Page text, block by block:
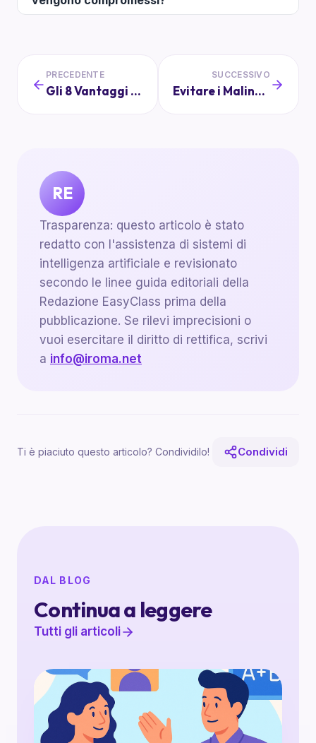
PRECEDENTE
Gli 8 Vantaggi di un Gestionale Scolastico Digitale
SUCCESSIVO
Evitare i Malintesi: Consigli per Genitori e Scuola
RE
Trasparenza: questo articolo è stato
redatto con l'assistenza di sistemi di
intelligenza artificiale e revisionato
secondo le linee guida editoriali della
Redazione EasyClass prima della
pubblicazione. Se rilevi imprecisioni o
vuoi esercitare il diritto di rettifica, scrivi
a info@iroma.net
Ti è piaciuto questo articolo? Condividilo! Condividi
DAL BLOG
Continua a leggere
Tutti gli articoli